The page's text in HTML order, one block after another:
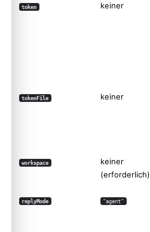
token keiner
tokenFile keiner
workspace
keiner
(erforderlich)
replyMode "agent"